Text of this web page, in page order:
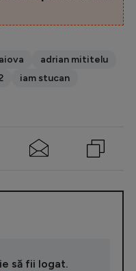
adrian mititelu
iam stucan
să fii logat.